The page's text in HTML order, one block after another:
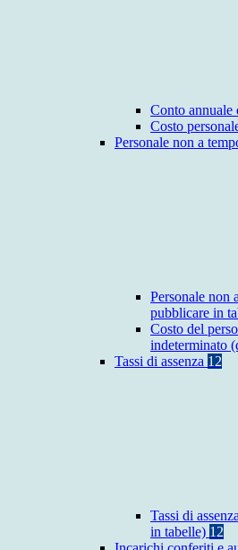
Conto annuale
Costo
Personale non a
Personale non
pubblicare in
Costo del
indeterminato
Tassi di assenza 12
Tassi di
in tabelle) 12